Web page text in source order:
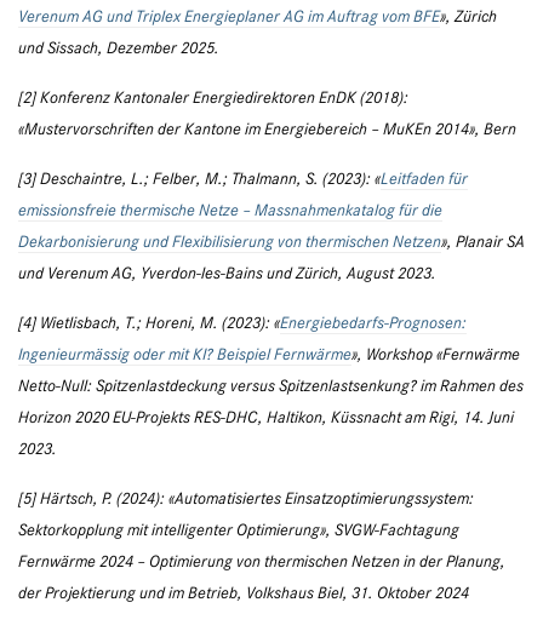
Verenum AG und Triplex Energieplaner AG im Auftrag vom BFE», Zürich
und Sissach, Dezember 2025.
[2] Konferenz Kantonaler Energiedirektoren EnDK (2018):
«Mustervorschriften der Kantone im Energiebereich – MuKEn 2014», Bern
[3] Deschaintre, L.; Felber, M.; Thalmann, S. (2023): «Leitfaden für
emissionsfreie thermische Netze – Massnahmenkatalog für die
Dekarbonisierung und Flexibilisierung von thermischen Netzen», Planair SA
und Verenum AG, Yverdon-les-Bains und Zürich, August 2023.
[4] Wietlisbach, T.; Horeni, M. (2023): «Energiebedarfs-Prognosen:
Ingenieurmässig oder mit KI? Beispiel Fernwärme», Workshop «Fernwärme
Netto-Null: Spitzenlastdeckung versus Spitzenlastsenkung? im Rahmen des
Horizon 2020 EU-Projekts RES-DHC, Haltikon, Küssnacht am Rigi, 14. Juni
2023.
[5] Härtsch, P. (2024): «Automatisiertes Einsatzoptimierungssystem:
Sektorkopplung mit intelligenter Optimierung», SVGW-Fachtagung
Fernwärme 2024 – Optimierung von thermischen Netzen in der Planung,
der Projektierung und im Betrieb, Volkshaus Biel, 31. Oktober 2024